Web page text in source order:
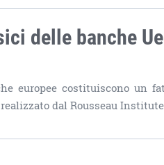
delle banche Ue
europee costituiscono un
dal Rousseau